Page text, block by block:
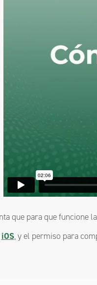
que para que funcione
iOS, y el permiso para